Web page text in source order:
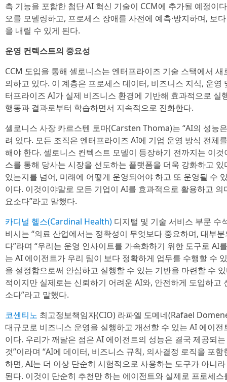
측 기능을 포함한 첨단 AI 혁신 기술이 CCM에 추가될 예정이
오를 모델링하고, 프로세스 장애를 사전에 예측·방지하며, 보
을 내릴 수 있게 된다.
운영 컨텍스트의 중요성
CCM 도입을 통해 셀로니스는 엔터프라이즈 기술 스택에서 새
의하고 있다. 이 계층은 프로세스 데이터, 비즈니스 지식, 운
터프라이즈 AI가 실제 비즈니스 환경에 기반해 효과적으로 실
행동과 결과로부터 학습하면서 지속적으로 진화한다.
셀로니스 사장 카르스텐 토마(Carsten Thoma)는 “AI의 성능
려 있다. 모든 조직은 엔터프라이즈 AI에 기업 운영 방식 전체
해야 한다. 셀로니스 컨텍스트 모델이 등장하기 전까지는 이
스를 통해 당사는 시장을 선도하는 플랫폼을 더욱 강화하고
있는지를 넘어, 미래에 어떻게 운영되어야 하고 또 운영될 수
이다. 이것이야말로 모든 기업이 AI를 효과적으로 활용하고
요소다”라고 말했다.
카디널 헬스(Cardinal Health) 디지털 및 기술 서비스 부문 수
비시는 “의료 산업에서는 정확성이 무엇보다 중요하며, 대부
다”라며 “우리는 운영 인사이트를 가속화하기 위한 도구로 AI
는 AI 에이전트가 우리 팀이 보다 정확하게 업무를 수행할 수
을 설정함으로써 안심하고 실행할 수 있는 기반을 마련할 수
적이지만 실제로는 신뢰하기 어려운 AI와, 안전하게 도입하고
소다”라고 말했다.
코센티노 최고정보책임자(CIO) 라파엘 도메네(Rafael
대규모로 비즈니스 운영을 실행하고 개선할 수 있는 AI 에이
이다. 우리가 깨달은 점은 AI 에이전트의 성능은 결국 제공되
것”이라며 “AI에 데이터, 비즈니스 규칙, 의사결정 로직을 포
하면, AI는 더 이상 단순히 시험적으로 사용하는 도구가 아니
된다. 이것이 단순히 추천만 하는 에이전트와 실제로 프로세